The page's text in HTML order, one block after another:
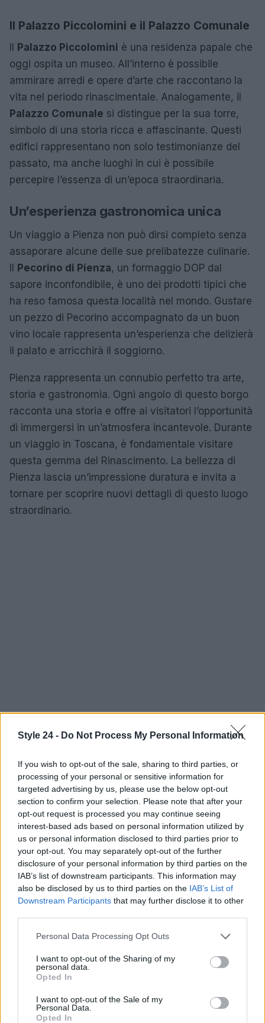
Style 24 - Do Not Process My Personal Information
If you wish to opt-out of the sale, sharing to third parties, or
processing of your personal or sensitive information for
targeted advertising by us, please use the below opt-out
section to confirm your selection. Please note that after your
opt-out request is processed you may continue seeing
interest-based ads based on personal information utilized by
us or personal information disclosed to third parties prior to
your opt-out. You may separately opt-out of the further
disclosure of your personal information by third parties on the
IAB’s list of downstream participants. This information may
also be disclosed by us to third parties on the IAB’s List of
Downstream Participants that may further disclose it to other
Please note that this website/app uses one or more Google
not limited to your visit or usage behaviour. You may click to
grant or deny consent to Google and its third-party tags to
use your data for below specified purposes in below Google
consent section.
Personal Data Processing Opt Outs
I want to opt-out of the Sharing of my
personal data.
Opted In
I want to opt-out of the Sale of my
Personal Data.
Opted In
Il Palazzo Piccolomini e il Palazzo Comunale
Il Palazzo Piccolomini è una residenza papale che
oggi ospita un museo. All’interno è possibile
ammirare arredi e opere d’arte che raccontano la
vita nel periodo rinascimentale. Analogamente, il
Palazzo Comunale si distingue per la sua torre,
simbolo di una storia ricca e affascinante. Questi
edifici rappresentano non solo testimonianze del
passato, ma anche luoghi in cui è possibile
percepire l’essenza di un’epoca straordinaria.
Un’esperienza gastronomica unica
Un viaggio a Pienza non può dirsi completo senza
assaporare alcune delle sue prelibatezze culinarie.
Il Pecorino di Pienza, un formaggio DOP dal
sapore inconfondibile, è uno dei prodotti tipici che
ha reso famosa questa località nel mondo. Gustare
un pezzo di Pecorino accompagnato da un buon
vino locale rappresenta un’esperienza che delizierà
il palato e arricchirà il soggiorno.
Pienza rappresenta un connubio perfetto tra arte,
storia e gastronomia. Ogni angolo di questo borgo
racconta una storia e offre ai visitatori l’opportunità
di immergersi in un’atmosfera incantevole. Durante
un viaggio in Toscana, è fondamentale visitare
questa gemma del Rinascimento. La bellezza di
Pienza lascia un’impressione duratura e invita a
tornare per scoprire nuovi dettagli di questo luogo
straordinario.
Staff